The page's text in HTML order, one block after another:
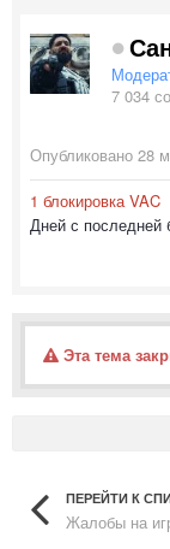
7 034
Опубликовано 28
1 блокировка VAC
Дней с последней
Эта тема
ПЕРЕЙТИ К
Жалобы на